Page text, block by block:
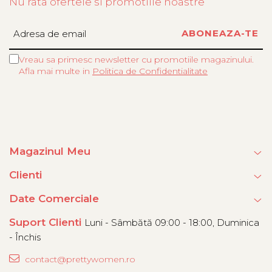
Vreau sa primesc newsletter cu promotiile magazinului.
Afla mai multe in Politica de Confidentialitate
Magazinul Meu
Clienti
Date Comerciale
Suport Clienti Luni - Sâmbătă 09:00 - 18:00, Duminica
- Închis
contact@prettywomen.ro